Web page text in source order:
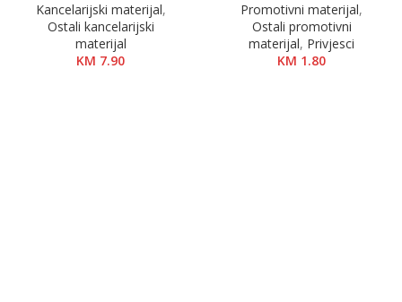
Kancelarijski materijal,
Ostali kancelarijski
materijal
KM 7.90
Promotivni materijal,
Ostali promotivni
materijal, Privjesci
KM 1.80